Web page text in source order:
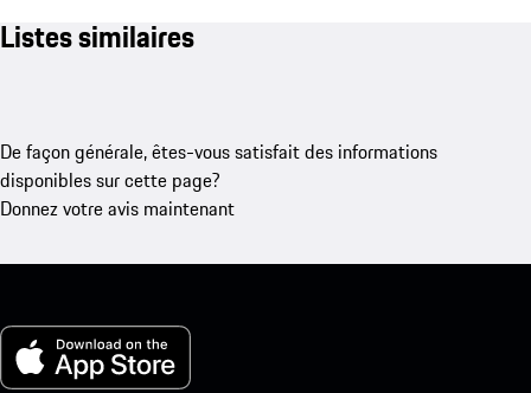
Listes similaires
De façon générale, êtes-vous satisfait des informations
disponibles sur cette page?
Donnez votre avis maintenant